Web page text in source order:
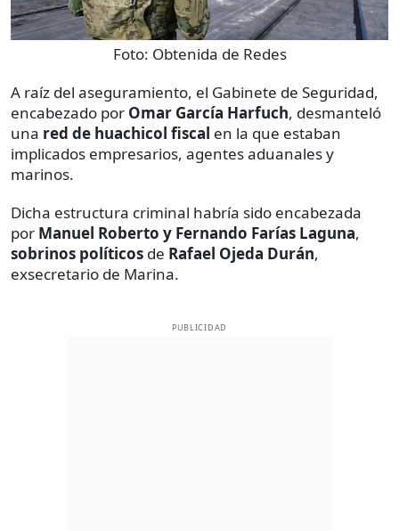
Foto: Obtenida de Redes
A raíz del aseguramiento, el Gabinete de Seguridad,
encabezado por Omar García Harfuch, desmanteló
una red de huachicol fiscal en la que estaban
implicados empresarios, agentes aduanales y
marinos.
Dicha estructura criminal habría sido encabezada
por Manuel Roberto y Fernando Farías Laguna,
sobrinos políticos de Rafael Ojeda Durán,
exsecretario de Marina.
PUBLICIDAD